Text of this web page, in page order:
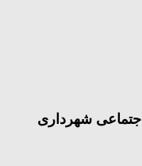
شهرداری